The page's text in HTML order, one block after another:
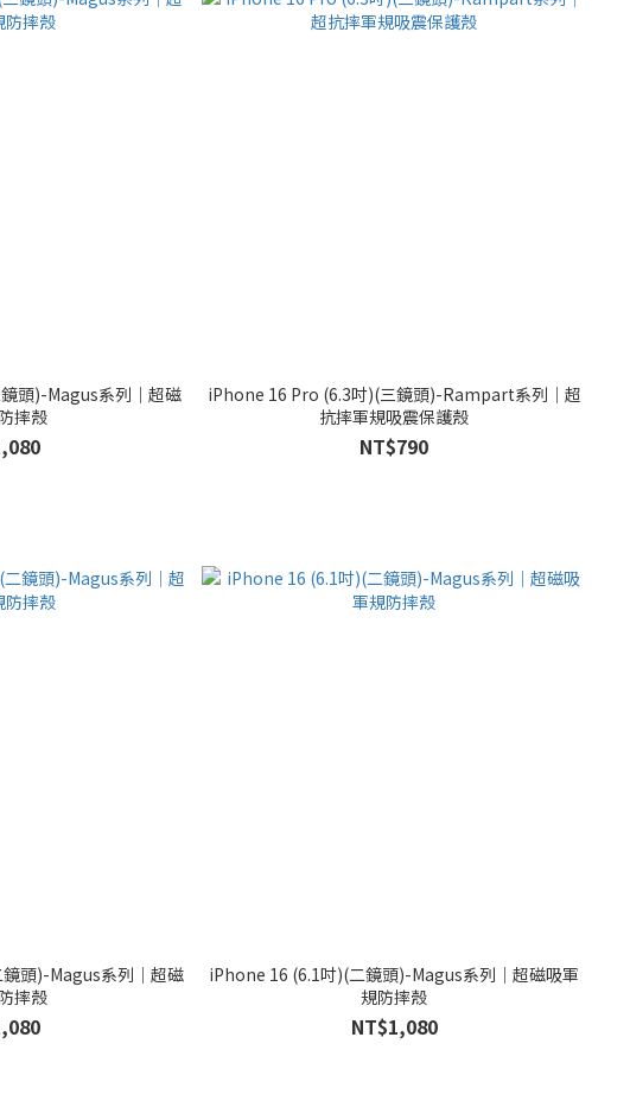
頭)-Magus系列｜超磁
摔殼
iPhone 16 Pro (6.3吋)(三鏡頭)-Rampart系列｜超
抗摔軍規吸震保護殼
NT$790
頭)-Magus系列｜超磁
摔殼
iPhone 16 (6.1吋)(二鏡頭)-Magus系列｜超磁吸軍
規防摔殼
NT$1,080